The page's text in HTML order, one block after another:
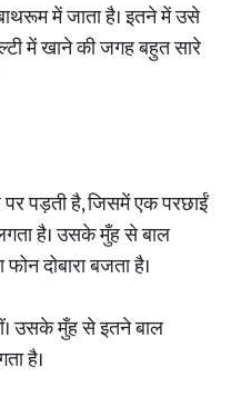
में जाता है। इतने में उसे
में खाने की जगह बहुत सारे
पड़ती है, जिसमें एक परछाईं
है। उसके मुँह से बाल
दोबारा बजता है।
उसके मुँह से इतने बाल
है।